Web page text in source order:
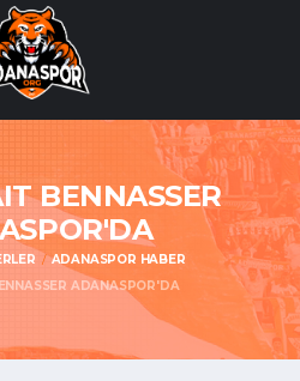
BENNASSER
ADANASPOR HABER
ADANASPOR'DA